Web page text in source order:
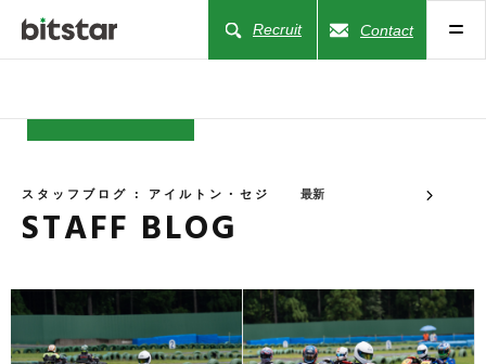
Recruit Contact
NEWS
COMPANY
BUSINESS
スタッフブログ : アイルトン・セジ
STAFF BLOG
最新